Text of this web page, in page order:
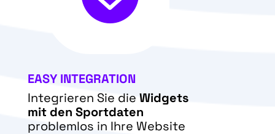
EASY INTEGRATION
Integrieren Sie die Widgets
mit den Sportdaten
problemlos in Ihre Website